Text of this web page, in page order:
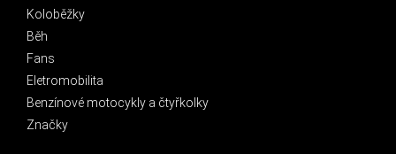
Koloběžky
Běh
Fans
Eletromobilita
Benzínové motocykly a čtyřkolky
Značky